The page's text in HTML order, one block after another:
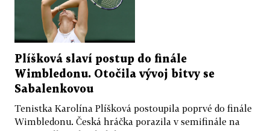
Plíšková slaví postup do finále
Wimbledonu. Otočila vývoj bitvy se
Sabalenkovou
Tenistka Karolína Plíšková postoupila poprvé do finále
Wimbledonu. Česká hráčka porazila v semifinále na